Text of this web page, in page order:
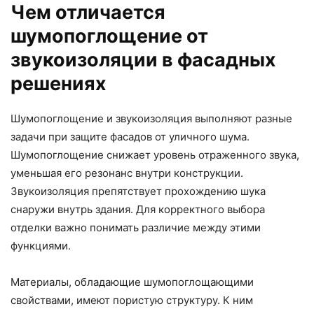
Чем отличается
шумопоглощение от
звукоизоляции в фасадных
решениях
Шумопоглощение и звукоизоляция выполняют разные
задачи при защите фасадов от уличного шума.
Шумопоглощение снижает уровень отраженного звука,
уменьшая его резонанс внутри конструкции.
Звукоизоляция препятствует прохождению шука
снаружи внутрь здания. Для корректного выбора
отделки важно понимать различие между этими
функциями.
Материалы, обладающие шумопоглощающими
свойствами, имеют пористую структуру. К ним